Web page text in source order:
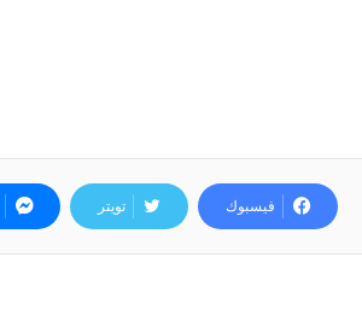
فيسبوك تويتر